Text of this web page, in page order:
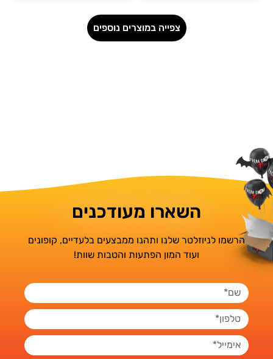
צפייה במוצרים נוספים
השארו מעודכנים
הרשמו לניוזלטר שלנו ותהנו ממבצעים בלעדיים, קופונים
ועוד המון הפתעות והטבות שוות!